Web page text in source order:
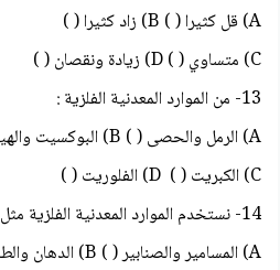
A) قل كثيرا ( ) B) زاد كثيرا ( )
C) متساوي ( ) D) زيادة ونقصان ( )
13- من الموارد المعدنية الفلزية :
A) الرمل والحصى ( ) B) البوكسيت والهيماتيت (1 )
C) الكبريت ( ) D) الفلوریت ( )
14- نستخدم الموارد المعدنية الفلزية مثل الهيماتيت في :
A) المسامير والصنابير ( ) B) الدهان والطلاء ( )